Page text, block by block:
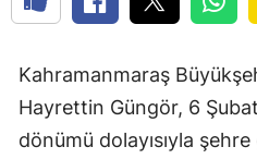
Kahramanmaraş
Hayrettin Güngör, 6
dönümü dolayısıyla